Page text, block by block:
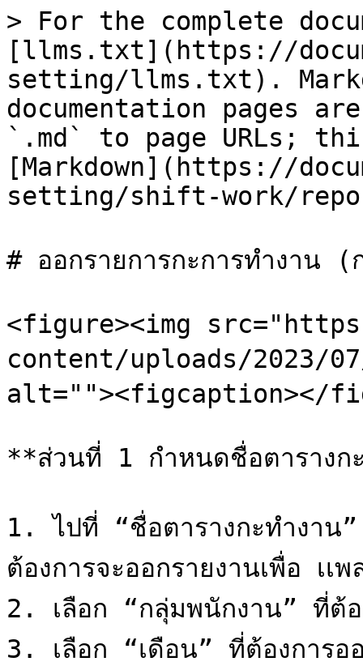
> For the complete
[llms.txt](https://
setting/llms.txt).
documentation pages
`.md` to page URLs;
[Markdown](https://
setting/shift-work/
# ออกรายการกะการทำงาน
<figure><img
content/uploads/2023/
alt=""><figcaption></
**ส่วนที่ 1 กำหนดชื่อตารางก
1. ไปที่ “ชื่อตารางกะทำงาน
ต้องการจะออกรายงานเพื่อ เเ
2. เลือก “กลุ่มพนักงาน” ที่ต้อ
3. เลือก “เดือน” ที่ต้องการอ